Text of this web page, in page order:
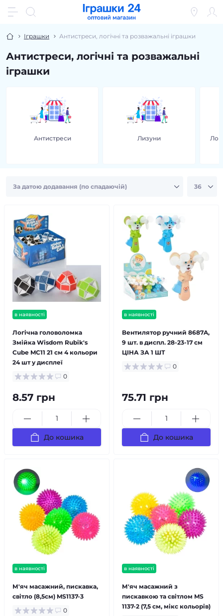
Іграшки Антистреси, логічні та розважальні іграшки
Антистреси, логічні та розважальні
іграшки
Антистреси Лизуни
в наявності
Логічна головоломка
Змійка Wisdom Rubik's
Cube MC11 21 см 4 кольори
24 шт у дисплеї
0
8.57 грн
До кошика
в наявності
Вентилятор ручний 8687A,
9 шт. в диспл. 28-23-17 см
ЦІНА ЗА 1 ШТ
0
75.71 грн
До кошика
в наявності
М'яч масажний, пискавка,
світло (8,5см) MS1137-3
0
в наявності
М'яч масажний з
пискавкою та світлом MS
1137-2 (7,5 см, мікс кольорів)